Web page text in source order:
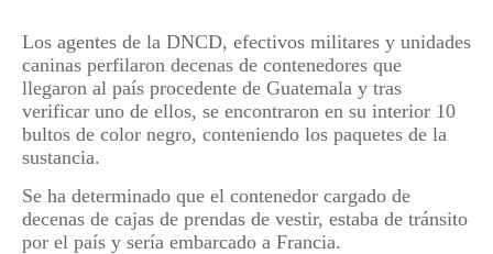
Los agentes de la DNCD, efectivos militares y unidades
caninas perfilaron decenas de contenedores que
llegaron al país procedente de Guatemala y tras
verificar uno de ellos, se encontraron en su interior 10
bultos de color negro, conteniendo los paquetes de la
sustancia.
Se ha determinado que el contenedor cargado de
decenas de cajas de prendas de vestir, estaba de tránsito
por el país y sería embarcado a Francia.